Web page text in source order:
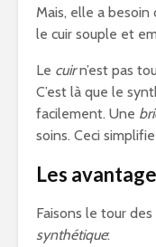
Mais, elle a besoin
le cuir souple et
Le cuirn’est pas
C’est là que le
facilement. Une
soins. Ceci
Les
Faisons le tour
synthétique: